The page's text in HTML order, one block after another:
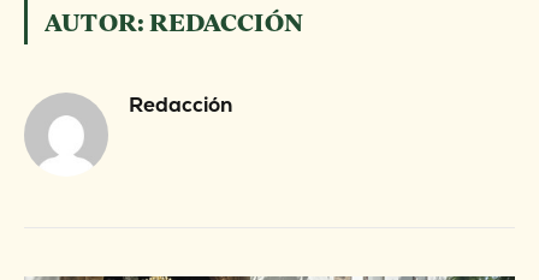
AUTOR:REDACCIÓN
Redacción